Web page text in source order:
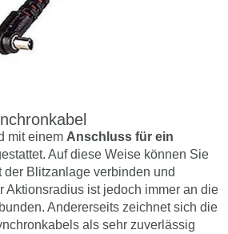
mit einem Anschluss für ein
Auf diese Weise können Sie
der Blitzanlage verbinden und
Aktionsradius ist jedoch immer an die
Andererseits zeichnet sich die
als sehr zuverlässig